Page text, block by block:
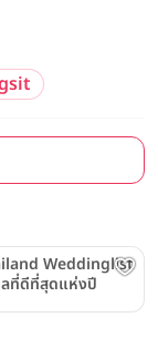
Weddinglist
ที่ดีที่สุดแห่งปี